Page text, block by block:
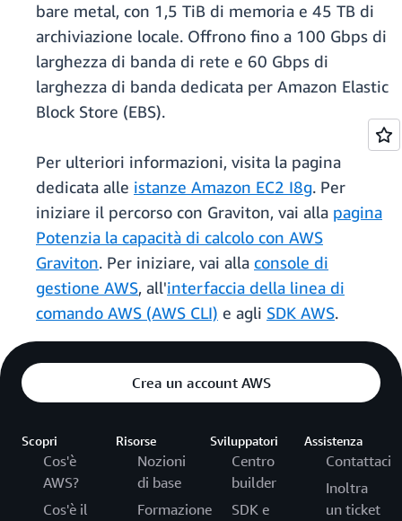
bare metal, con 1,5 TiB di memoria e 45 TB di
archiviazione locale. Offrono fino a 100 Gbps di
larghezza di banda di rete e 60 Gbps di
larghezza di banda dedicata per Amazon Elastic
Block Store (EBS).
Per ulteriori informazioni, visita la pagina
dedicata alle istanze Amazon EC2 I8g. Per
iniziare il percorso con Graviton, vai alla pagina
Potenzia la capacità di calcolo con AWS
Graviton. Per iniziare, vai alla console di
gestione AWS, all'interfaccia della linea di
comando AWS (AWS CLI) e agli SDK AWS.
Crea un account AWS
Scopri
Cos'è
AWS?
Cos'è il
Risorse
Nozioni
di base
Formazione
Sviluppatori
Centro
builder
SDK e
Assistenza
Contattaci
Inoltra
un ticket